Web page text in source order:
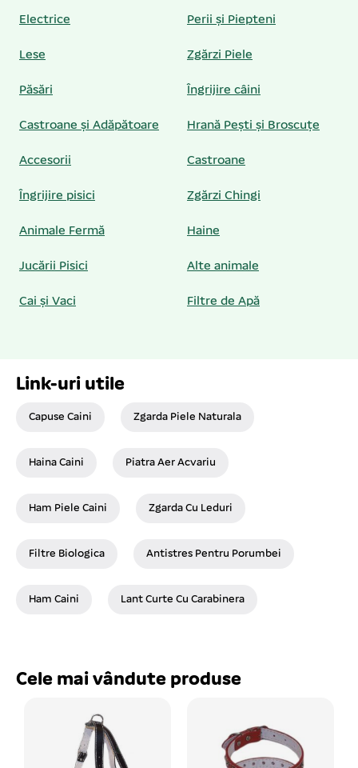
Electrice Perii și Piepteni
Lese Zgărzi Piele
Păsări Îngrijire câini
Castroane și Adăpătoare Hrană Pești și Broscuțe
Accesorii Castroane
Îngrijire pisici Zgărzi Chingi
Animale Fermă Haine
Jucării Pisici Alte animale
Cai și Vaci Filtre de Apă
Link-uri utile
Capuse Caini Zgarda Piele Naturala
Haina Caini Piatra Aer Acvariu
Ham Piele Caini Zgarda Cu Leduri
Filtre Biologica Antistres Pentru Porumbei
Ham Caini Lant Curte Cu Carabinera
Cele mai vândute produse